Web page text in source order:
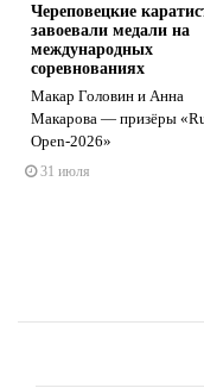
Череповецкие
завоевали медали на
международных
соревнованиях
Макар Головин и Анна
Макарова — призёры
Open-2026»
31 июля